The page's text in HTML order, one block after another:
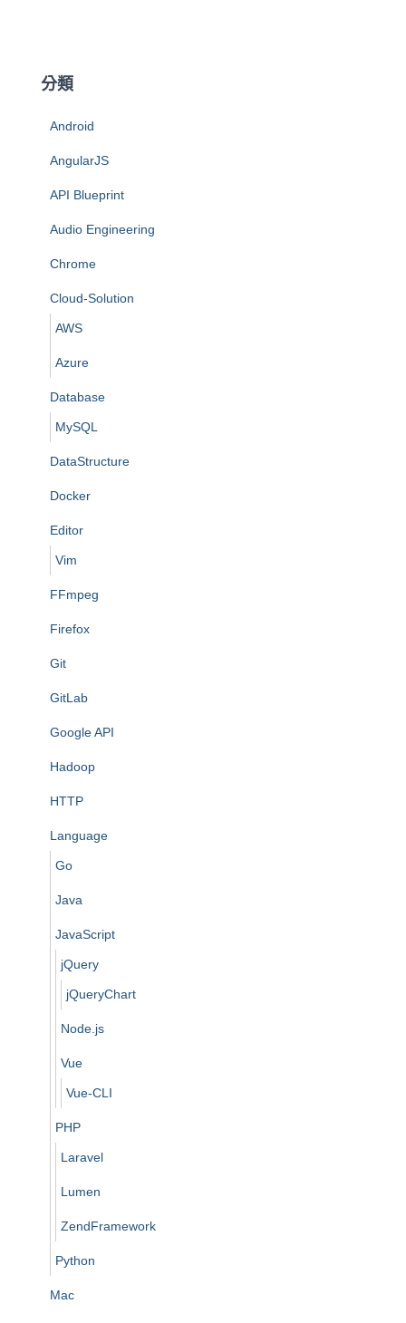
分類
Android
AngularJS
API Blueprint
Audio Engineering
Chrome
Cloud-Solution
AWS
Azure
Database
MySQL
DataStructure
Docker
Editor
Vim
FFmpeg
Firefox
Git
GitLab
Google API
Hadoop
HTTP
Language
Go
Java
JavaScript
jQuery
jQueryChart
Node.js
Vue
Vue-CLI
PHP
Laravel
Lumen
ZendFramework
Python
Mac